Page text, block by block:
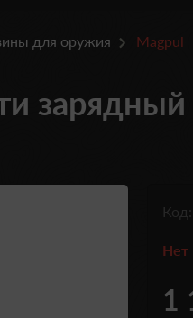
для оружия Magpul
зарядный
Код:
Нет
1